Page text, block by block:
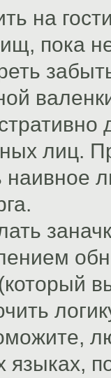
на
пока
лиц.
наивное
языках,